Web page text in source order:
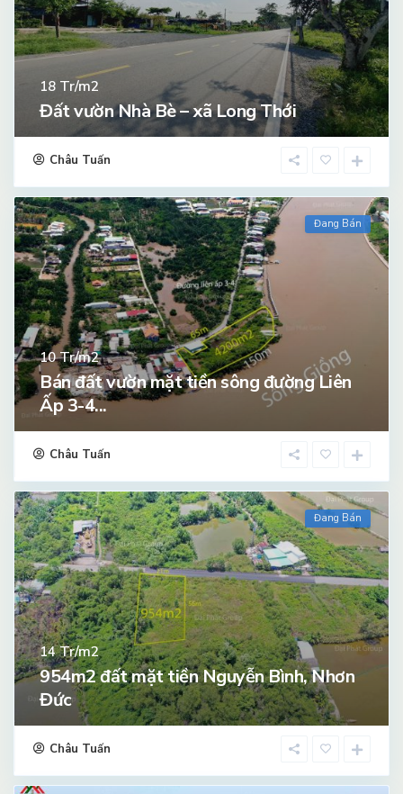
18 Tr/m2
Đất vườn Nhà Bè – xã Long Thới
Châu Tuấn
Đang Bán
10Tr/m2
Bán đất vườn mặt tiền sông đường Liên
Ấp 3-4...
Châu Tuấn
Đang Bán
14Tr/m2
954m2 đất mặt tiền Nguyễn Bình, Nhơn
Đức
Châu Tuấn